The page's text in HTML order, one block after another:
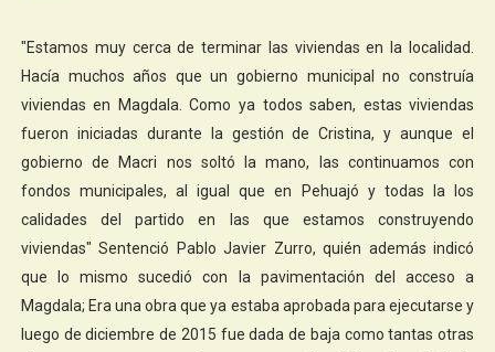
"Estamos muy cerca de terminar las viviendas en la localidad.
Hacía muchos años que un gobierno municipal no construía
viviendas en Magdala. Como ya todos saben, estas viviendas
fueron iniciadas durante la gestión de Cristina, y aunque el
gobierno de Macri nos soltó la mano, las continuamos con
fondos municipales, al igual que en Pehuajó y todas la los
calidades del partido en las que estamos construyendo
viviendas" Sentenció Pablo Javier Zurro, quién además indicó
que lo mismo sucedió con la pavimentación del acceso a
Magdala; Era una obra que ya estaba aprobada para ejecutarse y
luego de diciembre de 2015 fue dada de baja como tantas otras